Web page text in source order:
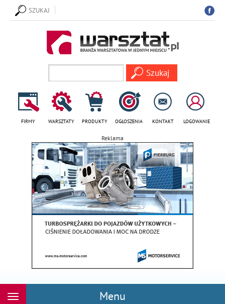
SZUKAJ
FIRMY WARSZTATY PRODUKTY OGŁOSZENIA KONTAKT LOGOWANIE
Reklama
Menu
Rozwiń